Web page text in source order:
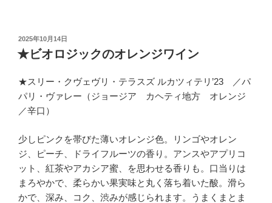
投
稿
日:
2025年10月14日
★ビオロジックのオレンジワイン
★スリー・クヴェヴリ・テラスズ ルカツィテリ’23 ／パ
パリ・ヴァレー（ジョージア カヘティ地方 オレンジ
／辛口）
少しピンクを帯びた薄いオレンジ色。リンゴやオレン
ジ、ピーチ、ドライフルーツの香り。アンスやアプリコ
ット、紅茶やアカシア蜜、を思わせる香りも。口当りは
まろやかで、柔らかい果実味と丸く落ち着いた酸。滑ら
かで、深み、コク、渋みが感じられます。うまくまとま